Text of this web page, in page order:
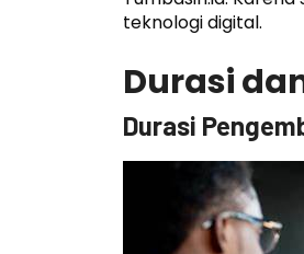
teknologi digital.
Durasi
Durasi